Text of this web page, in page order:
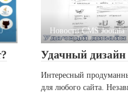
Новости CMS Joomla
Удачный дизайн
Интересный
для любого сайта.